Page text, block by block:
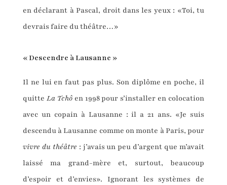
en déclarant à Pascal, droit dans les yeux : «Toi, tu
devrais faire du théâtre…»
« Descendre à Lausanne »
Il ne lui en faut pas plus. Son diplôme en poche, il
quitte La Tchôen 1998 pour s’installer en colocation
avec un copain à Lausanne : il a 21 ans. «Je suis
descendu à Lausanne comme on monte à Paris, pour
vivre du théâtre : j’avais un peu d’argent que m’avait
laissé ma grand-mère et, surtout, beaucoup
d’espoir et d’envies». Ignorant les systèmes de